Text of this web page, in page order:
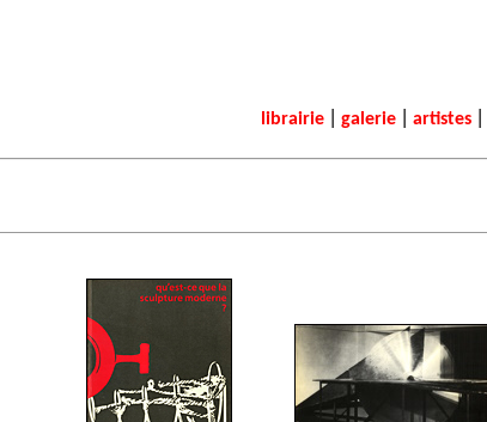
librairie galerie artistes